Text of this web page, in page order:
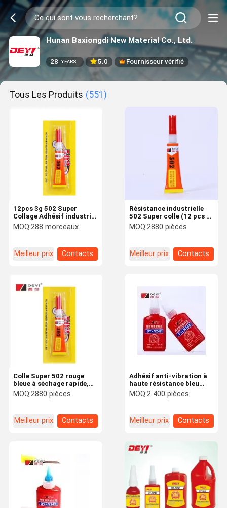
Hunan Baxiongdi New Material Co., Ltd.
28 YEARS 5.0 Fournisseur vérifié
Tous Les Produits (551)
12pcs 3g 502 Super
Collage Adhésif industriel
résistant fournit une
adhérence durable et
MOQ:288 morceaux
Meilleur prix Contacts
Résistance industrielle
502 Super colle (12 pcs x
3g) Adhésif à
durcissement rapide pour
MOQ:2880 pièces
Meilleur prix Contacts
Colle Super 502 rouge
bleue à séchage rapide,
colle adhésive
instantanée pour
MOQ:2880 pièces
Meilleur prix Contacts
Adhésif anti-vibration à
haute résistance bleu
anaérobie pour
verrouillage à vis
MOQ:2 400 pièces
Meilleur prix Contacts